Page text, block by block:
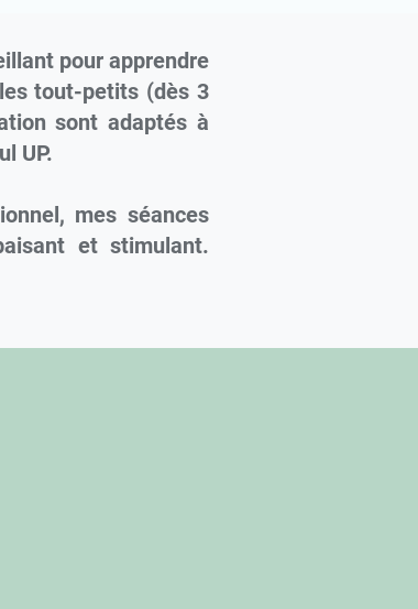
pour apprendre
tout-petits (dès 3
sont adaptés à
UP.
mes séances
et stimulant.